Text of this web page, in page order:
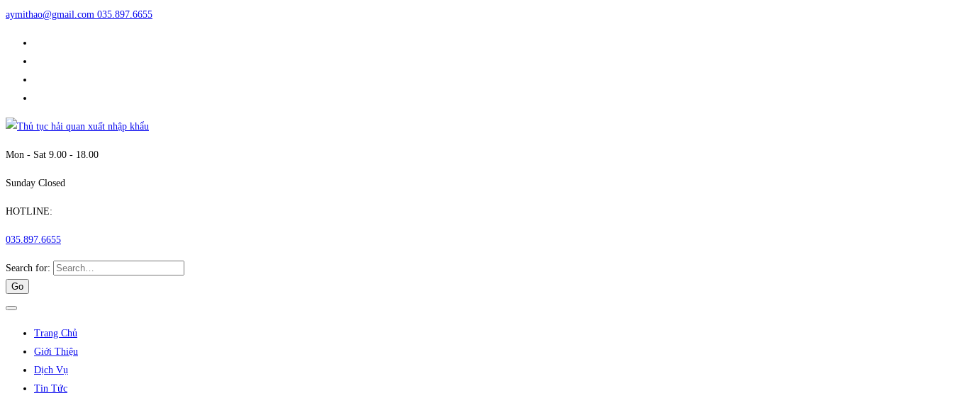
aymithao@gmail.com 035.897.6655
Mon - Sat 9.00 - 18.00
Sunday Closed
HOTLINE:
035.897.6655
Search for:
Trang Chủ
Giới Thiệu
Dịch Vụ
Tin Tức